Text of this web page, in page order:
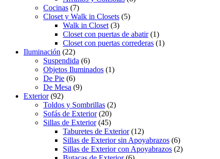
Cocinas (7)
Closet y Walk in Closets (5)
Walk in Closet (3)
Closet con puertas de abatir(1)
Closet con puertas correderas (1)
Iluminación (22)
Suspendida (6)
Objetos Iluminados (1)
De Pie (6)
De Mesa (9)
Exterior(92)
Toldos y Sombrillas (2)
Sofás de Exterior(20)
Sillas de Exterior(45)
Taburetes de Exterior(12)
Sillas de Exterior sin Apoyabrazos (6)
Sillas de Exterior con Apoyabrazos (2)